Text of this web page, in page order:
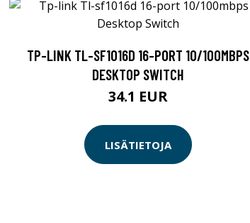
TP-LINK TL-SF1016D 16-PORT 10/100MBPS
DESKTOP SWITCH
34.1 EUR
LISÄTIETOJA